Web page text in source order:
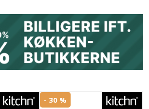
- 30 %